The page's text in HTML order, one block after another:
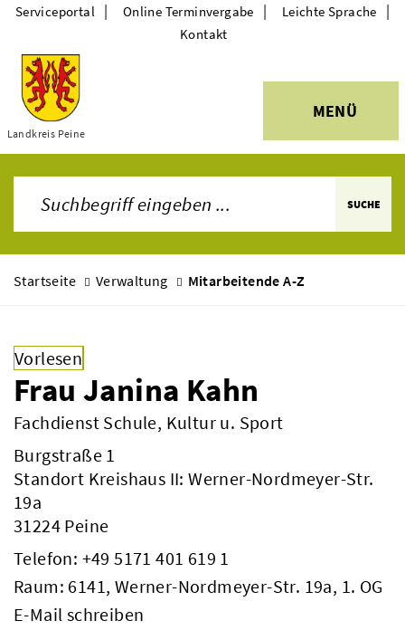
Themen
Landkreis Peine
MENÜ
Serviceportal | Online Terminvergabe | Leichte Sprache |
Kontakt
SUCHE
Startseite Verwaltung Mitarbeitende A-Z
Vorlesen
Frau Janina Kahn
Fachdienst Schule, Kultur u. Sport
Burgstraße 1
Standort Kreishaus II: Werner-Nordmeyer-Str.
19a
31224 Peine
Telefon: +49 5171 401 619 1
Raum: 6141, Werner-Nordmeyer-Str. 19a, 1. OG
E-Mail schreiben